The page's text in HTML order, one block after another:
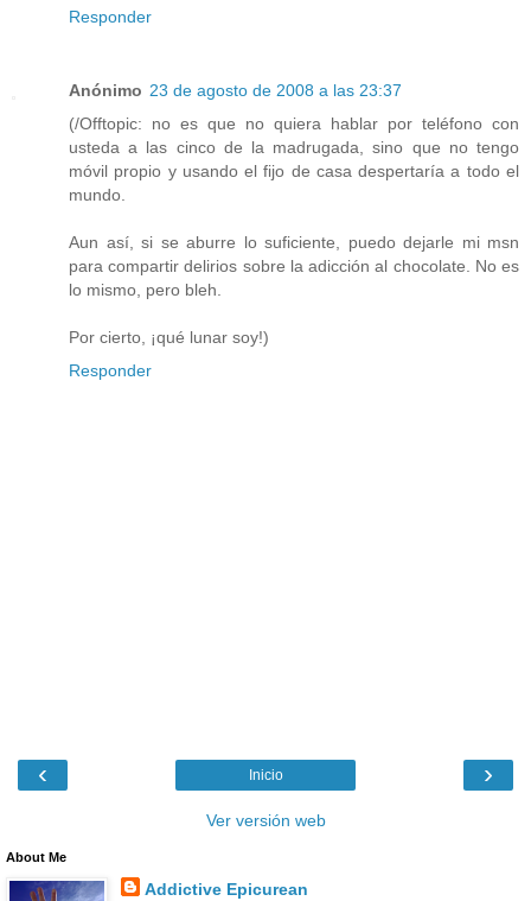
Responder
Anónimo 23 de agosto de 2008 a las 23:37
(/Offtopic: no es que no quiera hablar por teléfono con
usteda a las cinco de la madrugada, sino que no tengo
móvil propio y usando el fijo de casa despertaría a todo el
mundo.
Aun así, si se aburre lo suficiente, puedo dejarle mi msn
para compartir delirios sobre la adicción al chocolate. No es
lo mismo, pero bleh.
Por cierto, ¡qué lunar soy!)
Responder
‹ ›
Inicio
Ver versión web
About Me
Addictive Epicurean